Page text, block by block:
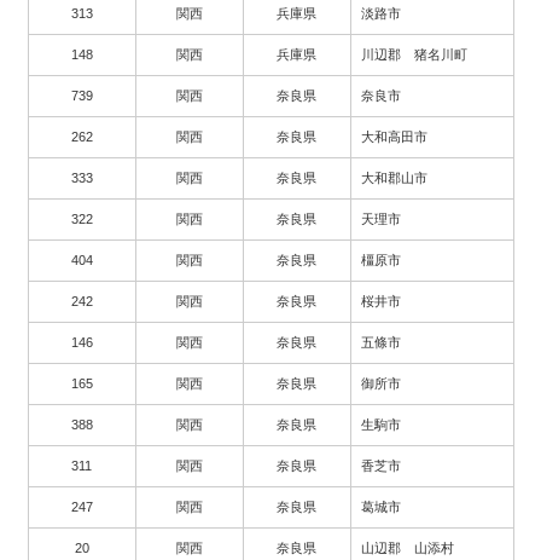
313 関西 兵庫県 淡路市
148 関西 兵庫県 川辺郡 猪名川町
739 関西 奈良県 奈良市
262 関西 奈良県 大和高田市
333 関西 奈良県 大和郡山市
322 関西 奈良県 天理市
404 関西 奈良県 橿原市
242 関西 奈良県 桜井市
146 関西 奈良県 五條市
165 関西 奈良県 御所市
388 関西 奈良県 生駒市
311 関西 奈良県 香芝市
247 関西 奈良県 葛城市
20 関西 奈良県 山辺郡 山添村